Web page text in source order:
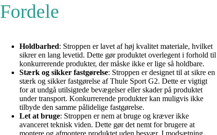
Fordele
Holdbarhed: Stroppen er lavet af høj kvalitet materiale, hvilket
sikrer en lang levetid. Dette gør produktet overlegent i forhold til
konkurrerende produkter, der måske ikke er lige så holdbare.
Stærk og sikker fastgørelse: Stroppen er designet til at sikre en
stærk og sikker fastgørelse af Thule Sport G2. Dette er vigtigt
for at undgå utilsigtede bevægelser eller skader på produktet
under transport. Konkurrerende produkter kan muligvis ikke
tilbyde den samme pålidelige fastgørelse.
Let at bruge: Stroppen er nem at bruge og kræver ikke
avanceret teknisk viden. Dette gør det nemt for brugere at
montere og afmontere produktet uden besvær. I modsætning